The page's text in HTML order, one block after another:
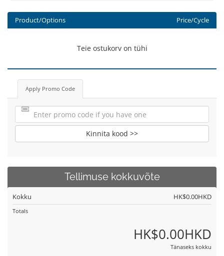
Product/Options Price/Cycle
Teie ostukorv on tühi
Apply Promo Code
Kinnita kood >>
Tellimuse kokkuvõte
Kokku HK$0.00HKD
Totals
HK$0.00HKD
Tänaseks kokku